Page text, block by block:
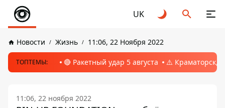
UK
Новости Жизнь 11:06, 22 Ноября 2022
ТОПТЕМЫ: 🔴 Ракетный удар 5 августа ⚠️ Краматорск,
11:06, 22 ноября 2022